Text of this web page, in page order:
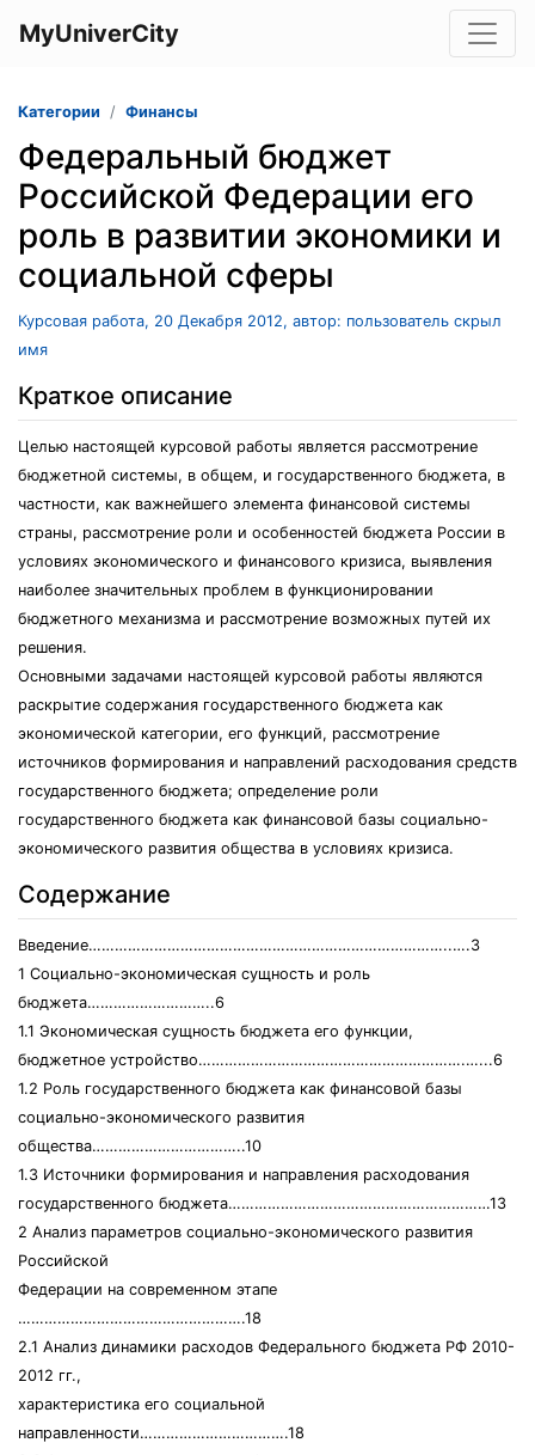
MyUniverCity
Категории Финансы
Федеральный бюджет
Российской Федерации его
роль в развитии экономики и
социальной сферы
Курсовая работа, 20 Декабря 2012, автор: пользователь скрыл
имя
Краткое описание
Целью настоящей курсовой работы является рассмотрение
бюджетной системы, в общем, и государственного бюджета, в
частности, как важнейшего элемента финансовой системы
страны, рассмотрение роли и особенностей бюджета России в
условиях экономического и финансового кризиса, выявления
наиболее значительных проблем в функционировании
бюджетного механизма и рассмотрение возможных путей их
решения.
Основными задачами настоящей курсовой работы являются
раскрытие содержания государственного бюджета как
экономической категории, его функций, рассмотрение
источников формирования и направлений расходования средств
государственного бюджета; определение роли
государственного бюджета как финансовой базы социально-
экономического развития общества в условиях кризиса.
Содержание
Введение………………………………………………………………………..….3
1 Социально-экономическая сущность и роль
бюджета………………………..6
1.1 Экономическая сущность бюджета его функции,
бюджетное устройство…………………………………………………….…...6
1.2 Роль государственного бюджета как финансовой базы
социально-экономического развития
общества……………………………..10
1.3 Источники формирования и направления расходования
государственного бюджета……………………………………………………13
2 Анализ параметров социально-экономического развития
Российской
Федерации на современном этапе
…………………………………………….18
2.1 Анализ динамики расходов Федерального бюджета РФ 2010-
2012 гг.,
характеристика его социальной
направленности…………………………….18